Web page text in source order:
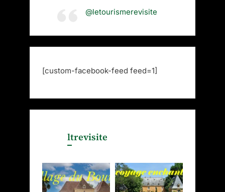
@letourismerevisite
[custom-facebook-feed feed=1]
ltrevisite